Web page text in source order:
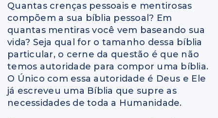
Quantas crenças pessoais e mentirosas
compõem a sua bíblia pessoal? Em
quantas mentiras você vem baseando sua
vida? Seja qual for o tamanho dessa bíblia
particular, o cerne da questão é que não
temos autoridade para compor uma bíblia.
O Único com essa autoridade é Deus e Ele
já escreveu uma Bíblia que supre as
necessidades de toda a Humanidade.